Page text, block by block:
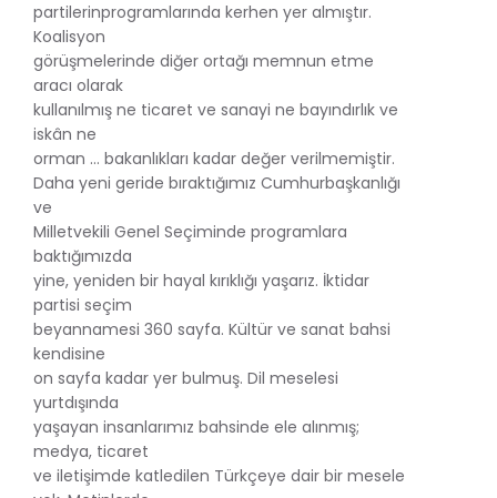
partilerinprogramlarında kerhen yer almıştır.
Koalisyon
görüşmelerinde diğer ortağı memnun etme
aracı olarak
kullanılmış ne ticaret ve sanayi ne bayındırlık ve
iskân ne
orman … bakanlıkları kadar değer verilmemiştir.
Daha yeni geride bıraktığımız Cumhurbaşkanlığı
ve
Milletvekili Genel Seçiminde programlara
baktığımızda
yine, yeniden bir hayal kırıklığı yaşarız. İktidar
partisi seçim
beyannamesi 360 sayfa. Kültür ve sanat bahsi
kendisine
on sayfa kadar yer bulmuş. Dil meselesi
yurtdışında
yaşayan insanlarımız bahsinde ele alınmış;
medya, ticaret
ve iletişimde katledilen Türkçeye dair bir mesele